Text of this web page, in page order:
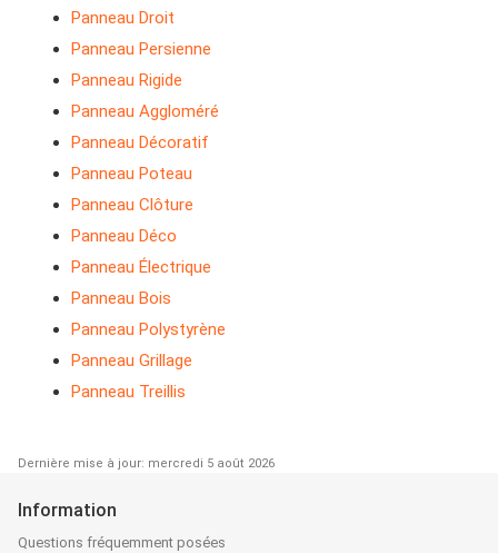
Panneau Droit
Panneau Persienne
Panneau Rigide
Panneau Aggloméré
Panneau Décoratif
Panneau Poteau
Panneau Clôture
Panneau Déco
Panneau Électrique
Panneau Bois
Panneau Polystyrène
Panneau Grillage
Panneau Treillis
Dernière mise à jour: mercredi 5 août 2026
Information
Questions fréquemment posées